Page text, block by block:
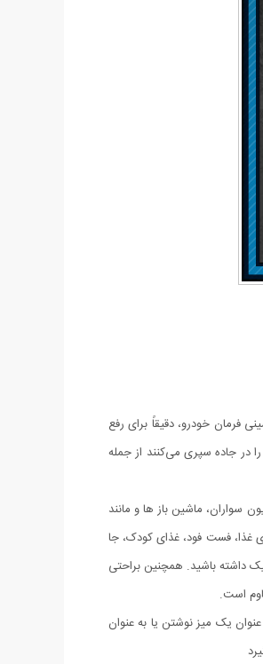
فرمان خودرو، دقیقاً برای رفع
در جاده سپری می‌کنند از جمله
سواران، ماشین باز ها و مانند
غذا، فست فود، غذای کودک، جا
داشته باشید. همچنین براحتی
است.
می چسبد. به عنوان یک میز نوشتن یا به عنوان